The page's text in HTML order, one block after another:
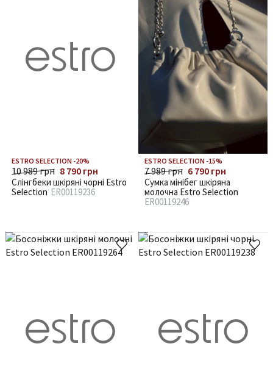
ESTRO SELECTION -20%
10 989 грн 8 790 грн
Слінгбеки шкіряні чорні Estro
Selection ER00119236
ESTRO SELECTION -15%
7 989 грн 6 790 грн
Сумка мінібег шкіряна
молочна Estro Selection
ER00119246